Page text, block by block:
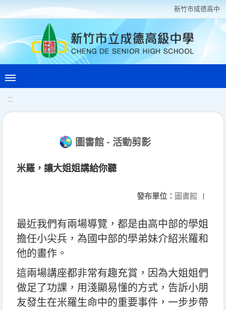
新竹巿成德高中
:::
圖書館 - 活動剪影
米羅，讓大姐姐講給你聽
發布單位： 圖書館 |
最近我們有兩場導覽，都是由高中部的學姐
擔任小尖兵，為國中部的學弟妹介紹米羅和
他的畫作。
這兩場講座都非常有趣充賞，因為大姐姐們
做足了功課，用淺顯易懂的方式，告訴小朋
友發生在米羅生命中的重要事件，一步步帶